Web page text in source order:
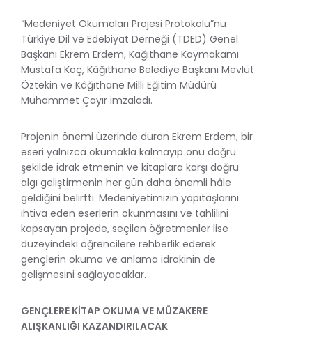
“Medeniyet Okumaları Projesi Protokolü”nü
Türkiye Dil ve Edebiyat Derneği (TDED) Genel
Başkanı Ekrem Erdem, Kağıthane Kaymakamı
Mustafa Koç, Kâğıthane Belediye Başkanı Mevlüt
Öztekin ve Kâğıthane Milli Eğitim Müdürü
Muhammet Çayır imzaladı.
Projenin önemi üzerinde duran Ekrem Erdem, bir
eseri yalnızca okumakla kalmayıp onu doğru
şekilde idrak etmenin ve kitaplara karşı doğru
algı geliştirmenin her gün daha önemli hâle
geldiğini belirtti. Medeniyetimizin yapıtaşlarını
ihtiva eden eserlerin okunmasını ve tahlilini
kapsayan projede, seçilen öğretmenler lise
düzeyindeki öğrencilere rehberlik ederek
gençlerin okuma ve anlama idrakinin de
gelişmesini sağlayacaklar.
GENÇLERE KİTAP OKUMA VE MÜZAKERE
ALIŞKANLIĞI KAZANDIRILACAK